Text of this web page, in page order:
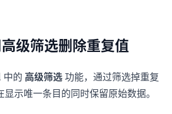
级筛选删除重复值
中的 高级筛选功能，通过筛选掉重复
示唯一条目的同时保留原始数据。